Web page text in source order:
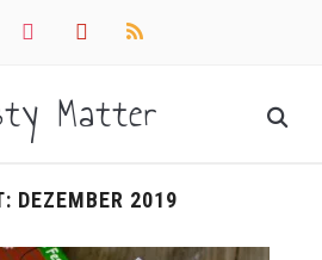
instagrampinterestrss
Matter
DEZEMBER 2019